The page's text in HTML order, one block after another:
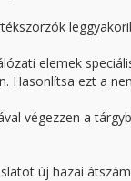
elemek
Hasonlítsa ezt a
végezzen a
új hazai